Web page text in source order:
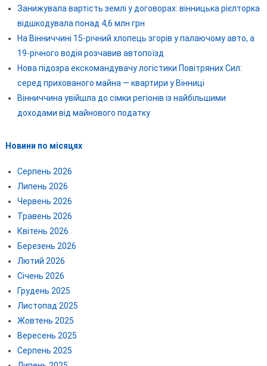
Занижувала вартість землі у договорах: вінницька рієлторка
відшкодувала понад 4,6 млн грн
На Вінниччині 15-річний хлопець згорів у палаючому авто, а
19-річного водія розчавив автопоїзд
Нова підозра екскомандувачу логістики Повітряних Сил:
серед прихованого майна — квартири у Вінниці
Вінниччина увійшла до сімки регіонів із найбільшими
доходами від майнового податку
Новини по місяцях
Серпень 2026
Липень 2026
Червень 2026
Травень 2026
Квітень 2026
Березень 2026
Лютий 2026
Січень 2026
Грудень 2025
Листопад 2025
Жовтень 2025
Вересень 2025
Серпень 2025